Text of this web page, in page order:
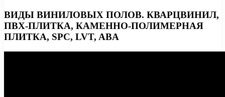
ВИДЫ ВИНИЛОВЫХ ПОЛОВ. КВАРЦВИНИЛ,
ПВХ-ПЛИТКА, КАМЕННО-ПОЛИМЕРНАЯ
ПЛИТКА, SPС, LVT, ABA